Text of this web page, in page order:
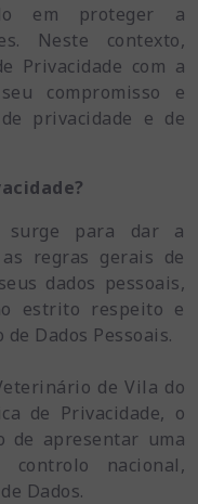
em proteger a
Neste contexto,
Privacidade com a
compromisso e
privacidade e de
surge para dar a
regras gerais de
dados pessoais,
estrito respeito e
Dados Pessoais.
de Vila do
de Privacidade, o
apresentar uma
controlo nacional,
Dados.